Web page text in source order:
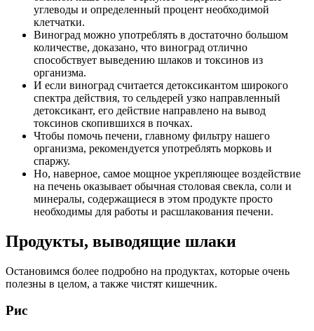
углеводы и определенный процент необходимой
клетчатки.
Виноград можно употреблять в достаточно большом
количестве, доказано, что виноград отлично
способствует выведению шлаков и токсинов из
организма.
И если виноград считается детоксикантом широкого
спектра действия, то сельдерей узко направленный
детоксикант, его действие направлено на вывод
токсинов скопившихся в почках.
Чтобы помочь печени, главному фильтру нашего
организма, рекомендуется употреблять морковь и
спаржу.
Но, наверное, самое мощное укрепляющее воздействие
на печень оказывает обычная столовая свекла, соли и
минералы, содержащиеся в этом продукте просто
необходимы для работы и расшлакования печени.
Продукты, выводящие шлаки
Остановимся более подробно на продуктах, которые очень
полезны в целом, а также чистят кишечник.
Рис